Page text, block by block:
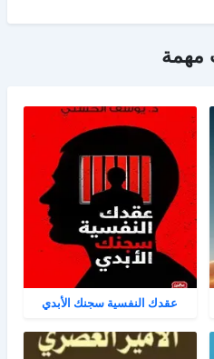
مهمة
عقدك النفسية سجنك الأبدي